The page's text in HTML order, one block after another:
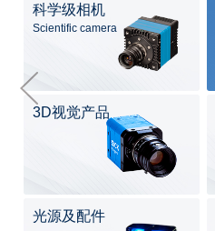
科学级相机
Scientific camera
3D视觉产品
光源及配件